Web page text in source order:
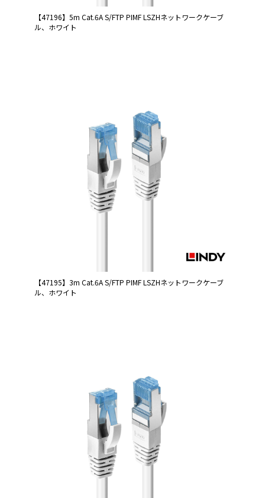
【47196】5m Cat.6A S/FTP PIMF LSZHネットワークケーブ
ル、ホワイト
【47195】3m Cat.6A S/FTP PIMF LSZHネットワークケーブ
ル、ホワイト